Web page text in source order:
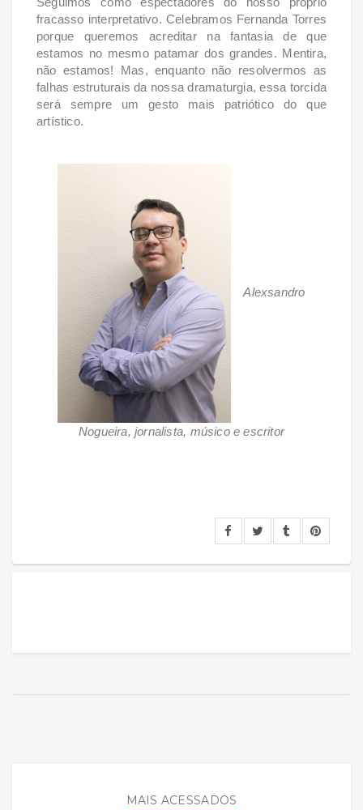
fracasso interpretativo. Celebramos Fernanda Torres
porque queremos acreditar na fantasia de que
estamos no mesmo patamar dos grandes. Mentira,
não estamos! Mas, enquanto não resolvermos as
falhas estruturais da nossa dramaturgia, essa torcida
será sempre um gesto mais patriótico do que
artístico.
Alexsandro
Nogueira, jornalista, músico e escritor
MAIS ACESSADOS